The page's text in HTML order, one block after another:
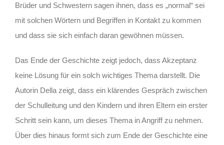
Brüder und Schwestern sagen ihnen, dass es „normal“ sei
mit solchen Wörtern und Begriffen in Kontakt zu kommen
und dass sie sich einfach daran gewöhnen müssen.
Das Ende der Geschichte zeigt jedoch, dass Akzeptanz
keine Lösung für ein solch wichtiges Thema darstellt. Die
Autorin Della zeigt, dass ein klärendes Gespräch zwischen
der Schulleitung und den Kindern und ihren Eltern ein erster
Schritt sein kann, um dieses Thema in Angriff zu nehmen.
Über dies hinaus formt sich zum Ende der Geschichte eine